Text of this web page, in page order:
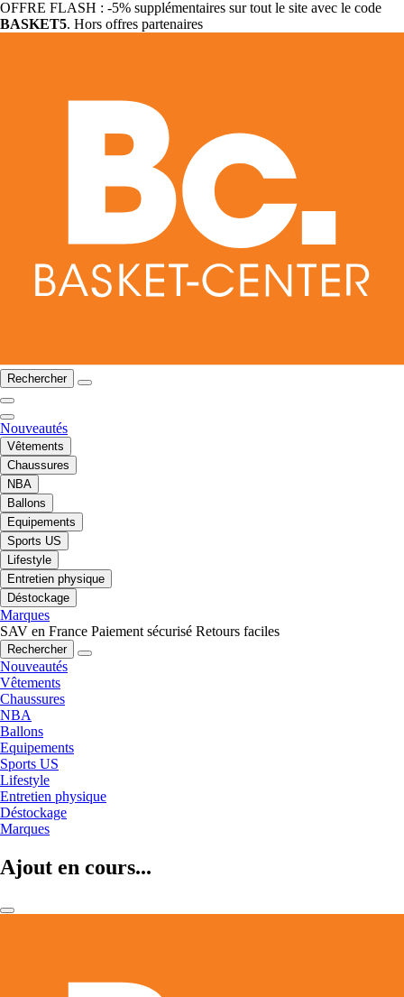
OFFRE FLASH : -5% supplémentaires sur tout le site avec le code
BASKET5. Hors offres partenaires
Rechercher
Nouveautés
Vêtements
Chaussures
NBA
Ballons
Equipements
Sports US
Lifestyle
Entretien physique
Déstockage
Marques
SAV en France Paiement sécurisé Retours faciles
Rechercher
Nouveautés
Vêtements
Chaussures
NBA
Ballons
Equipements
Sports US
Lifestyle
Entretien physique
Déstockage
Marques
Ajout en cours...